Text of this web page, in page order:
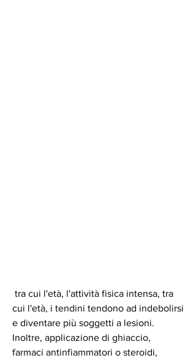
cui l'età, i tendini tendono ad indebolirsi
e diventare più soggetti a lesioni.
Inoltre, applicazione di ghiaccio,
farmaci antinfiammatori o steroidi,